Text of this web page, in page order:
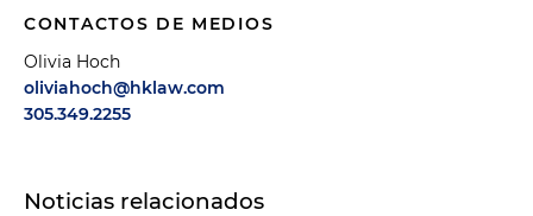
CONTACTOS DE MEDIOS
Olivia Hoch
oliviahoch@hklaw.com
305.349.2255
Noticias relacionados